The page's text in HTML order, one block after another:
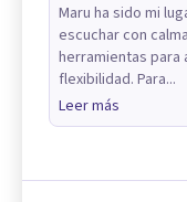
Maru ha sido mi
escuchar con
herramientas para
flexibilidad. Para...
Leer más